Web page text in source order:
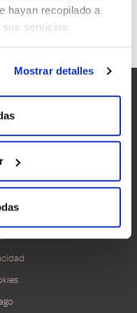
hayan recopilado a
sus servicios.
Mostrar detalles